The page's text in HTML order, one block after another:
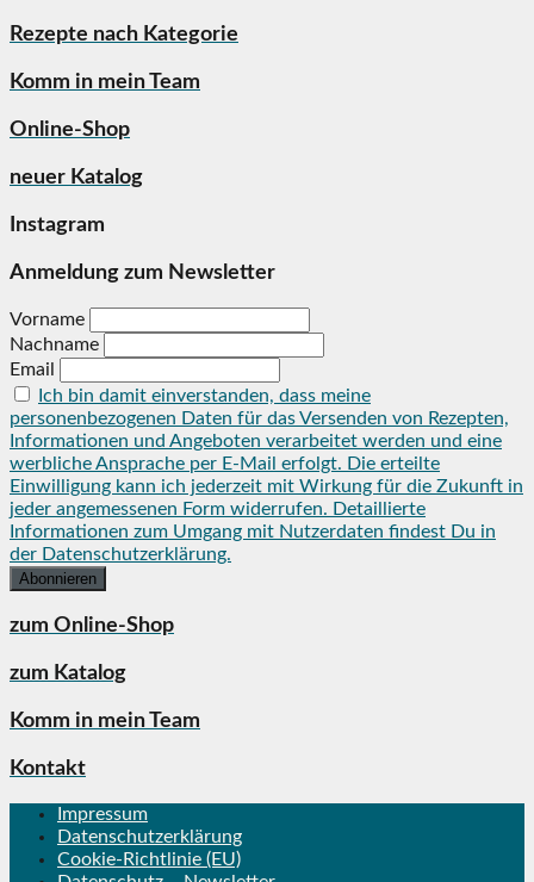
Rezepte nach Kategorie
Komm in mein Team
Online-Shop
neuer Katalog
Instagram
Anmeldung zum Newsletter
Vorname
Nachname
Email
Ich bin damit einverstanden, dass meine
personenbezogenen Daten für das Versenden von Rezepten,
Informationen und Angeboten verarbeitet werden und eine
werbliche Ansprache per E-Mail erfolgt. Die erteilte
Einwilligung kann ich jederzeit mit Wirkung für die Zukunft in
jeder angemessenen Form widerrufen. Detaillierte
Informationen zum Umgang mit Nutzerdaten findest Du in
der Datenschutzerklärung.
zum Online-Shop
zum Katalog
Komm in mein Team
Kontakt
Impressum
Datenschutzerklärung
Cookie-Richtlinie (EU)